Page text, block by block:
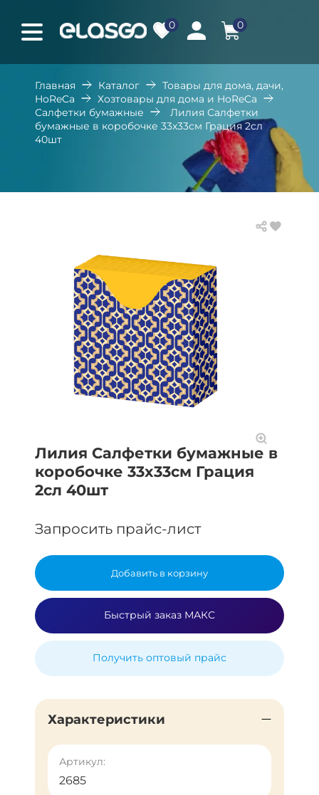
0 0
Главная Каталог
Товары для дома, дачи,
HoReCa
Хозтовары для дома и HoReCa
Салфетки бумажные
Лилия Салфетки
бумажные в коробочке 33x33см Грация 2сл
40шт
Лилия Салфетки бумажные в
коробочке 33x33см Грация
2сл 40шт
Запросить прайс-лист
Добавить в корзину
Быстрый заказ МАКС
Получить оптовый прайс
Характеристики
Артикул:
2685